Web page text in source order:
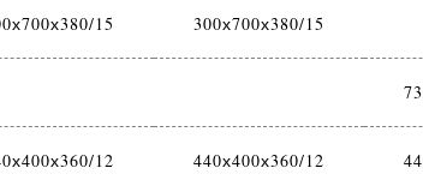
15 300х700х380/15
12 440х400х360/12